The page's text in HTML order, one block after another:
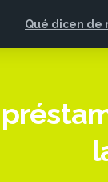
Qué dicen de